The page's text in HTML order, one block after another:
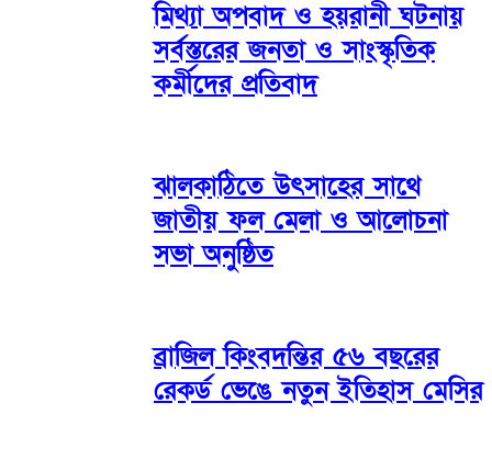
মিথ্যা অপবাদ ও হয়রানী ঘটনায়
সর্বস্তরের জনতা ও সাংস্কৃতিক
কর্মীদের প্রতিবাদ
ঝালকাঠিতে উৎসাহের সাথে
জাতীয় ফল মেলা ও আলোচনা
সভা অনুষ্ঠিত
ব্রাজিল কিংবদন্তির ৫৬ বছরের
রেকর্ড ভেঙে নতুন ইতিহাস মেসির